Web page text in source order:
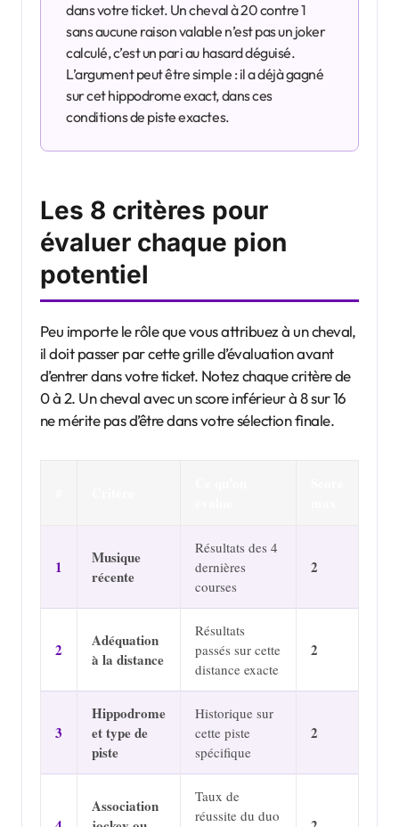
dans votre ticket. Un cheval à 20 contre 1
sans aucune raison valable n’est pas un joker
calculé, c’est un pari au hasard déguisé.
L’argument peut être simple : il a déjà gagné
sur cet hippodrome exact, dans ces
conditions de piste exactes.
Les 8 critères pour
évaluer chaque pion
potentiel
Peu importe le rôle que vous attribuez à un cheval,
il doit passer par cette grille d’évaluation avant
d’entrer dans votre ticket. Notez chaque critère de
0 à 2. Un cheval avec un score inférieur à 8 sur 16
ne mérite pas d’être dans votre sélection finale.
1
Musique
récente
Résultats des 4
dernières
courses
2
2
Adéquation
à la distance
Résultats
passés sur cette
distance exacte
2
3
Hippodrome
et type de
piste
Historique sur
cette piste
spécifique
2
Association
Taux de
réussite du duo